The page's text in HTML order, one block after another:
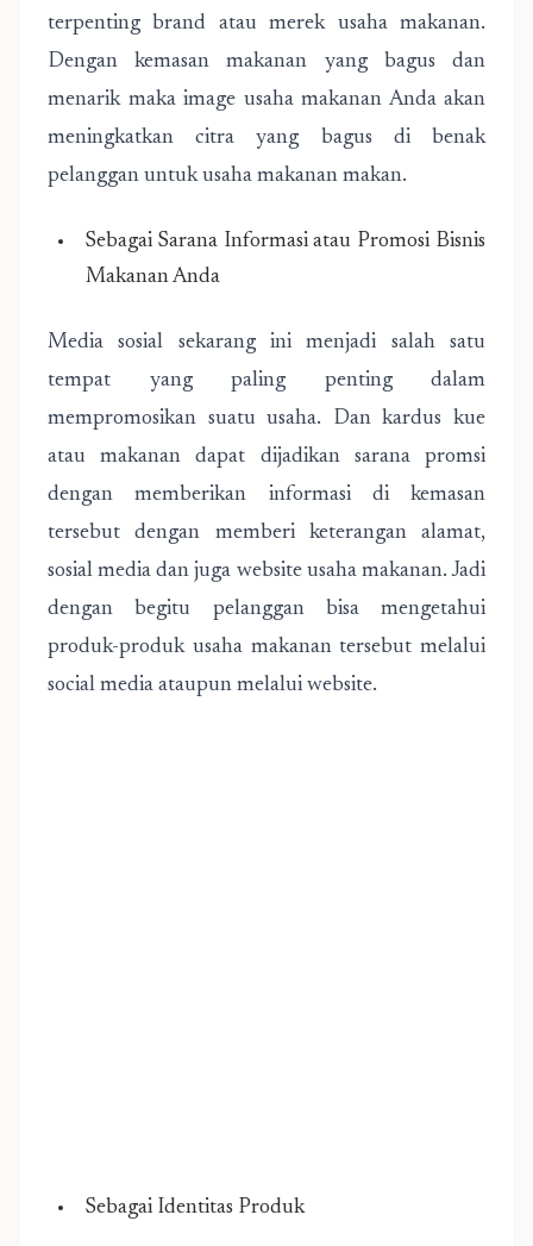
terpenting brand atau merek usaha makanan.
Dengan kemasan makanan yang bagus dan
menarik maka image usaha makanan Anda akan
meningkatkan citra yang bagus di benak
pelanggan untuk usaha makanan makan.
Sebagai Sarana Informasi atau Promosi Bisnis
Makanan Anda
Media sosial sekarang ini menjadi salah satu
tempat yang paling penting dalam
mempromosikan suatu usaha. Dan kardus kue
atau makanan dapat dijadikan sarana promsi
dengan memberikan informasi di kemasan
tersebut dengan memberi keterangan alamat,
sosial media dan juga website usaha makanan. Jadi
dengan begitu pelanggan bisa mengetahui
produk-produk usaha makanan tersebut melalui
social media ataupun melalui website.
Sebagai Identitas Produk